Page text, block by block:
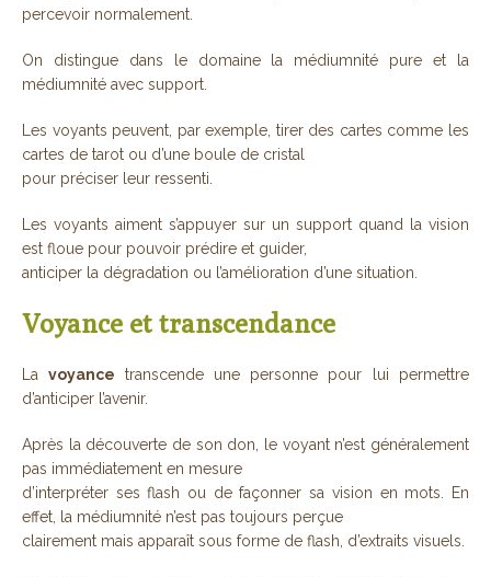
percevoir normalement.
On distingue dans le domaine la médiumnité pure et la
médiumnité avec support.
Les voyants peuvent, par exemple, tirer des cartes comme les
cartes de tarot ou d’une boule de cristal
pour préciser leur ressenti.
Les voyants aiment s’appuyer sur un support quand la vision
est floue pour pouvoir prédire et guider,
anticiper la dégradation ou l’amélioration d’une situation.
Voyance et transcendance
Lavoyance transcende une personne pour lui permettre
d’anticiper l’avenir.
Après la découverte de son don, le voyant n’est généralement
pas immédiatement en mesure
d’interpréter ses flash ou de façonner sa vision en mots. En
effet, la médiumnité n’est pas toujours perçue
clairement mais apparaît sous forme de flash, d’extraits visuels.